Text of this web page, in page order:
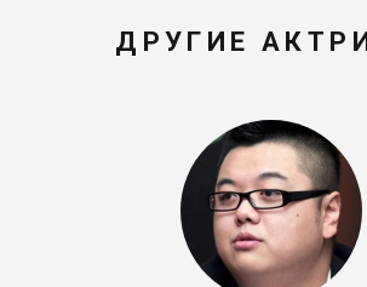
ДРУГИЕ